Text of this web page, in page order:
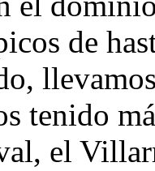
de
tenido
el